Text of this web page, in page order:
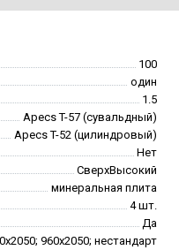
100
один
1.5
Apecs T-57 (сувальдный)
Apecs T-52 (цилиндровый)
Нет
СверхВысокий
минеральная плита
4 шт.
Да
960х2050; нестандарт